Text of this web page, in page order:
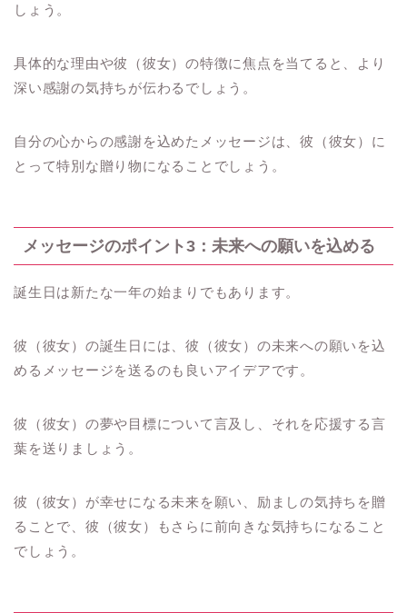
しょう。
具体的な理由や彼（彼女）の特徴に焦点を当てると、より
深い感謝の気持ちが伝わるでしょう。
自分の心からの感謝を込めたメッセージは、彼（彼女）に
とって特別な贈り物になることでしょう。
メッセージのポイント3：未来への願いを込める
誕生日は新たな一年の始まりでもあります。
彼（彼女）の誕生日には、彼（彼女）の未来への願いを込
めるメッセージを送るのも良いアイデアです。
彼（彼女）の夢や目標について言及し、それを応援する言
葉を送りましょう。
彼（彼女）が幸せになる未来を願い、励ましの気持ちを贈
ることで、彼（彼女）もさらに前向きな気持ちになること
でしょう。